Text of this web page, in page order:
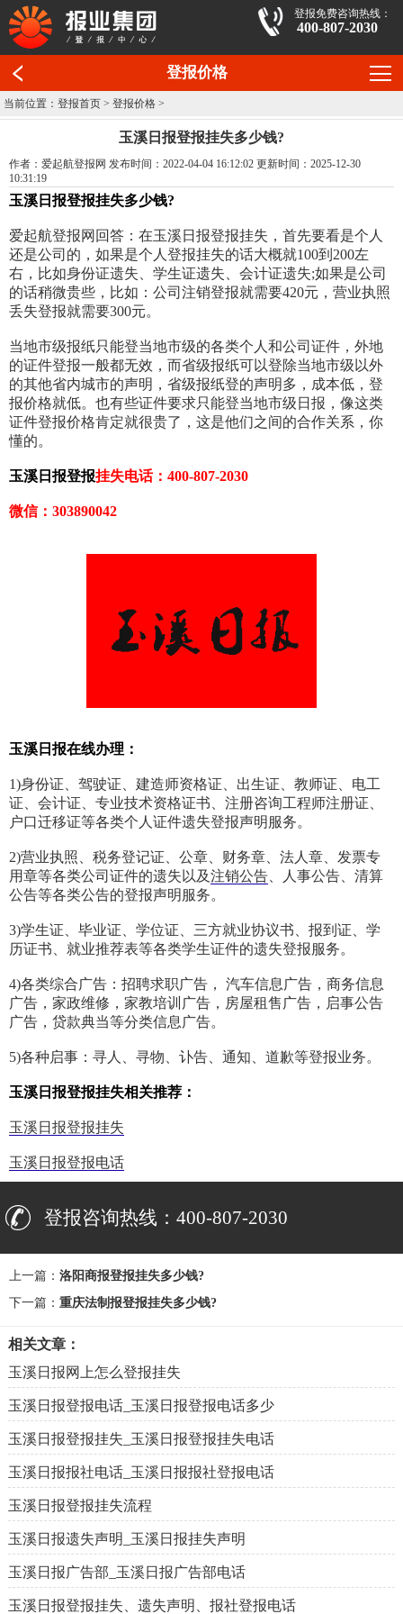
登报免费咨询热线：
400-807-2030
登报价格
当前位置：登报首页 >登报价格 >
玉溪日报登报挂失多少钱?
作者：爱起航登报网 发布时间：2022-04-04 16:12:02 更新时间：2025-12-30
10:31:19
玉溪日报登报挂失多少钱?
爱起航登报网回答：在玉溪日报登报挂失，首先要看是个人
还是公司的，如果是个人登报挂失的话大概就100到200左
右，比如身份证遗失、学生证遗失、会计证遗失;如果是公司
的话稍微贵些，比如：公司注销登报就需要420元，营业执照
丢失登报就需要300元。
当地市级报纸只能登当地市级的各类个人和公司证件，外地
的证件登报一般都无效，而省级报纸可以登除当地市级以外
的其他省内城市的声明，省级报纸登的声明多，成本低，登
报价格就低。也有些证件要求只能登当地市级日报，像这类
证件登报价格肯定就很贵了，这是他们之间的合作关系，你
懂的。
玉溪日报登报挂失电话：400-807-2030
微信：303890042
玉溪日报在线办理：
1)身份证、驾驶证、建造师资格证、出生证、教师证、电工
证、会计证、专业技术资格证书、注册咨询工程师注册证、
户口迁移证等各类个人证件遗失登报声明服务。
2)营业执照、税务登记证、公章、财务章、法人章、发票专
用章等各类公司证件的遗失以及注销公告、人事公告、清算
公告等各类公告的登报声明服务。
3)学生证、毕业证、学位证、三方就业协议书、报到证、学
历证书、就业推荐表等各类学生证件的遗失登报服务。
4)各类综合广告：招聘求职广告， 汽车信息广告，商务信息
广告，家政维修，家教培训广告，房屋租售广告，启事公告
广告，贷款典当等分类信息广告。
5)各种启事：寻人、寻物、讣告、通知、道歉等登报业务。
玉溪日报登报挂失相关推荐：
玉溪日报登报挂失
玉溪日报登报电话
登报咨询热线：400-807-2030
上一篇： 洛阳商报登报挂失多少钱?
下一篇： 重庆法制报登报挂失多少钱?
相关文章：
玉溪日报网上怎么登报挂失
玉溪日报登报电话_玉溪日报登报电话多少
玉溪日报登报挂失_玉溪日报登报挂失电话
玉溪日报报社电话_玉溪日报报社登报电话
玉溪日报登报挂失流程
玉溪日报遗失声明_玉溪日报挂失声明
玉溪日报广告部_玉溪日报广告部电话
玉溪日报登报挂失、遗失声明、报社登报电话